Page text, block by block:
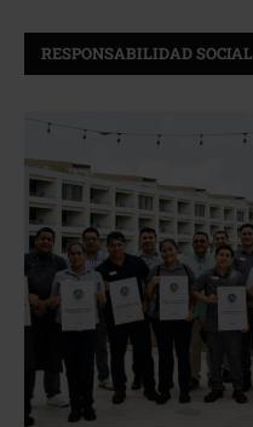
RESPONSABILIDAD SOCIAL